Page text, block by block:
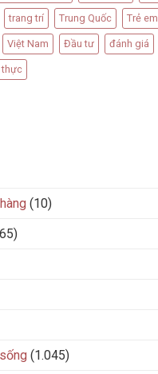
trang trí Trung Quốc Trẻ em
Việt Nam Đầu tư đánh giá
thực
(10)
(1.045)